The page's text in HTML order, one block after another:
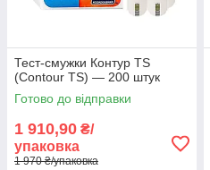
Тест-смужки Контур TS
(Contour TS) — 200 штук
Готово до відправки
1 910,90 ₴/
упаковка
1 970 ₴/упаковка